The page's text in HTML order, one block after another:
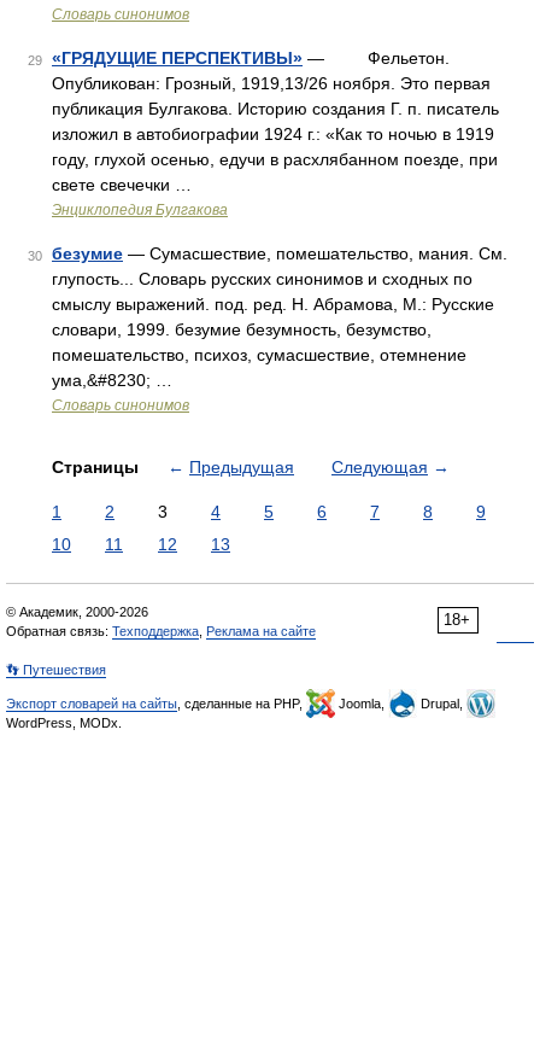
Словарь синонимов
29 «ГРЯДУЩИЕ ПЕРСПЕКТИВЫ» — Фельетон.
Опубликован: Грозный, 1919,13/26 ноября. Это первая
публикация Булгакова. Историю создания Г. п. писатель
изложил в автобиографии 1924 г.: «Как то ночью в 1919
году, глухой осенью, едучи в расхлябанном поезде, при
свете свечечки …
Энциклопедия Булгакова
30 безумие — Сумасшествие, помешательство, мания. См.
глупость... Словарь русских синонимов и сходных по
смыслу выражений. под. ред. Н. Абрамова, М.: Русские
словари, 1999. безумие безумность, безумство,
помешательство, психоз, сумасшествие, отемнение
ума,&#8230; …
Словарь синонимов
Страницы ← Предыдущая Следующая →
1 2 3 4 5 6 7 8
9
10
11 12 13
18+
© Академик, 2000-2026
Обратная связь: Техподдержка Реклама на сайте
👣 Путешествия
Экспорт словарей на сайты , сделанные на PHP, Joomla,
Drupal,
WordPress, MODx.